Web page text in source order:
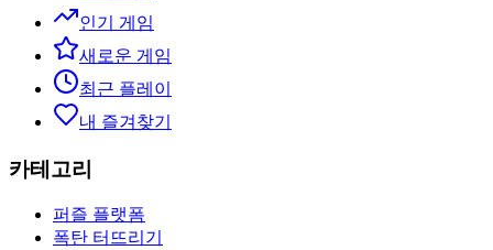
인기 게임
새로운 게임
최근 플레이
내 즐겨찾기
카테고리
퍼즐 플랫폼
폭탄 터뜨리기